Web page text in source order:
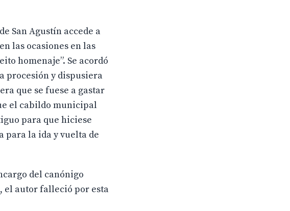
San Agustín accede a
las ocasiones en las
homenaje”. Se acordó
procesión y dispusiera
que se fuese a gastar
el cabildo municipal
para que hiciese
para la ida y vuelta de
del canónigo
el autor falleció por esta